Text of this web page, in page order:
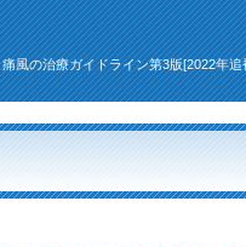
風の治療ガイドライン第3版[2022年